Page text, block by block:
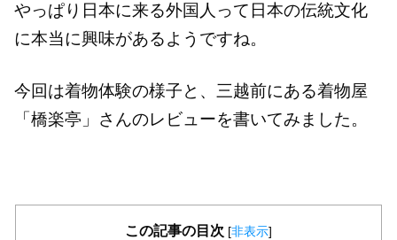
やっぱり日本に来る外国人って日本の伝統文化
に本当に興味があるようですね。
今回は着物体験の様子と、三越前にある着物屋
「橋楽亭」さんのレビューを書いてみました。
この記事の目次 [非表示]